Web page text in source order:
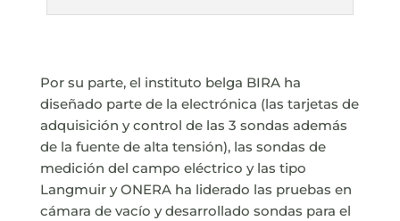
Por su parte, el instituto belga BIRA ha
diseñado parte de la electrónica (las tarjetas de
adquisición y control de las 3 sondas además
de la fuente de alta tensión), las sondas de
medición del campo eléctrico y las tipo
Langmuir y ONERA ha liderado las pruebas en
cámara de vacío y desarrollado sondas para el